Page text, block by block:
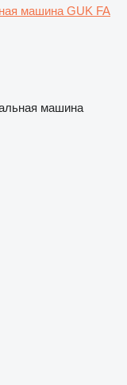
машина GUK FA
машина